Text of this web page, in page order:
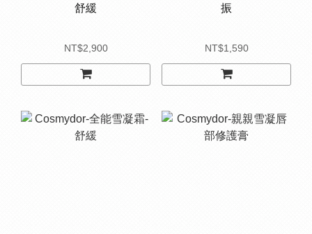
舒緩
NT$2,900
振
NT$1,590